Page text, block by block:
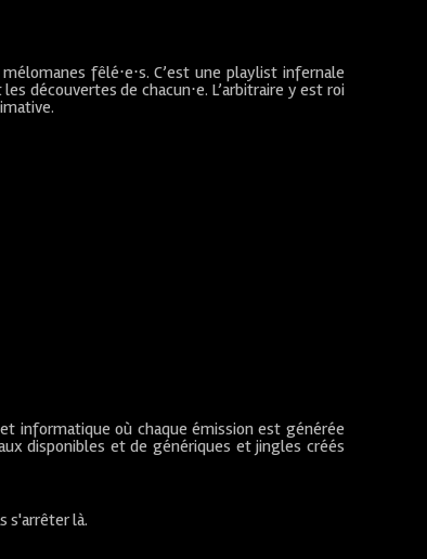
fêlé⋅e⋅s. C’est une playlist infernale
découvertes de chacun⋅e. L’arbitraire y est roi
informatique où chaque émission est générée
disponibles et de génériques et jingles créés
s'arrêter là.